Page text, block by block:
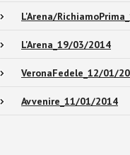
L'Arena/
L'Arena_19/03/2014
VeronaFedele_12/01/
Avvenire_11/01/2014